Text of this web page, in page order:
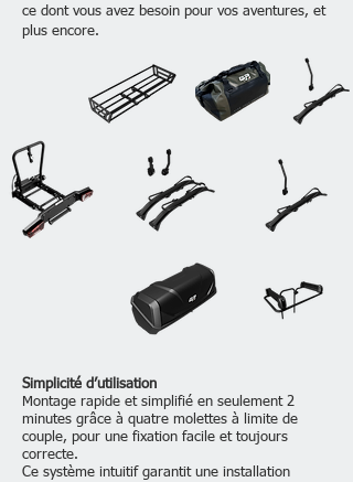
ce dont vous avez besoin pour vos aventures, et
plus encore.
Simplicité d’utilisation
Montage rapide et simplifié en seulement 2
minutes grâce à quatre molettes à limite de
couple, pour une fixation facile et toujours
correcte.
Ce système intuitif garantit une installation